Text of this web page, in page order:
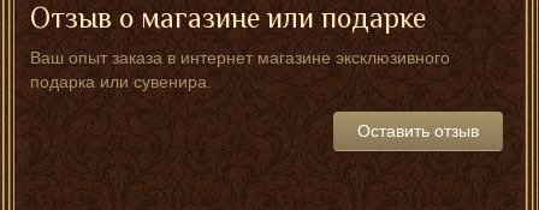
Отзыв о магазине или подарке
Ваш опыт заказа в интернет магазине эксклюзивного
подарка или сувенира.
Оставить отзыв